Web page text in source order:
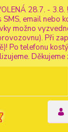
28.7. - 3.8.
SMS, email nebo
možno
Při
Po telefonu